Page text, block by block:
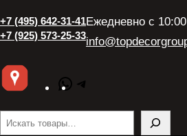
+7 (495) 642-31-41
+7 (925) 573-25-33
Ежедневно с
WhatsApp
Поиск